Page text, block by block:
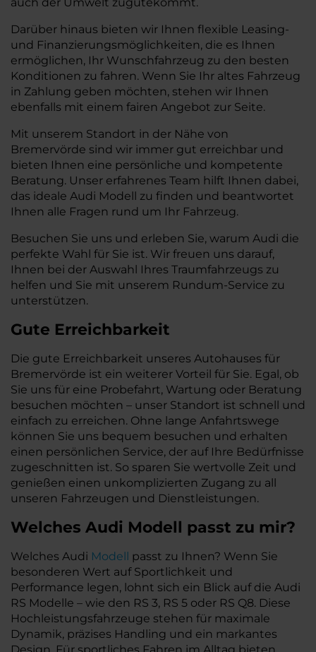
Darüber hinaus bieten wir Ihnen flexible Leasing-
und Finanzierungsmöglichkeiten, die es Ihnen
ermöglichen, Ihr Wunschfahrzeug zu den besten
Konditionen zu fahren. Wenn Sie Ihr altes Fahrzeug
in Zahlung geben möchten, stehen wir Ihnen
ebenfalls mit einem fairen Angebot zur Seite.
Mit unserem Standort in der Nähe von
Bremervörde sind wir immer gut erreichbar und
bieten Ihnen eine persönliche und kompetente
Beratung. Unser erfahrenes Team hilft Ihnen dabei,
das ideale Audi Modell zu finden und beantwortet
Ihnen alle Fragen rund um Ihr Fahrzeug.
Besuchen Sie uns und erleben Sie, warum Audi die
perfekte Wahl für Sie ist. Wir freuen uns darauf,
Ihnen bei der Auswahl Ihres Traumfahrzeugs zu
helfen und Sie mit unserem Rundum-Service zu
unterstützen.
Gute Erreichbarkeit
Die gute Erreichbarkeit unseres Autohauses für
Bremervörde ist ein weiterer Vorteil für Sie. Egal, ob
Sie uns für eine Probefahrt, Wartung oder Beratung
besuchen möchten – unser Standort ist schnell und
einfach zu erreichen. Ohne lange Anfahrtswege
können Sie uns bequem besuchen und erhalten
einen persönlichen Service, der auf Ihre Bedürfnisse
zugeschnitten ist. So sparen Sie wertvolle Zeit und
genießen einen unkomplizierten Zugang zu all
unseren Fahrzeugen und Dienstleistungen.
Welches Audi Modell passt zu mir?
Welches Audi Modell passt zu Ihnen? Wenn Sie
besonderen Wert auf Sportlichkeit und
Performance legen, lohnt sich ein Blick auf die Audi
RS Modelle – wie den RS 3, RS 5 oder RS Q8. Diese
Hochleistungsfahrzeuge stehen für maximale
Dynamik, präzises Handling und ein markantes